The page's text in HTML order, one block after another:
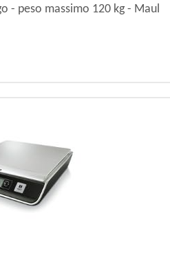
- peso massimo 120 kg - Maul